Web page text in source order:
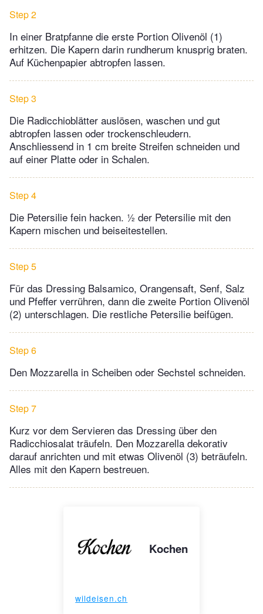
Step 2
In einer Bratpfanne die erste Portion Olivenöl (1)
erhitzen. Die Kapern darin rundherum knusprig braten.
Auf Küchenpapier abtropfen lassen.
Step 3
Die Radicchioblätter auslösen, waschen und gut
abtropfen lassen oder trockenschleudern.
Anschliessend in 1 cm breite Streifen schneiden und
auf einer Platte oder in Schalen.
Step 4
Die Petersilie fein hacken. ½ der Petersilie mit den
Kapern mischen und beiseitestellen.
Step 5
Für das Dressing Balsamico, Orangensaft, Senf, Salz
und Pfeffer verrühren, dann die zweite Portion Olivenöl
(2) unterschlagen. Die restliche Petersilie beifügen.
Step 6
Den Mozzarella in Scheiben oder Sechstel schneiden.
Step 7
Kurz vor dem Servieren das Dressing über den
Radicchiosalat träufeln. Den Mozzarella dekorativ
darauf anrichten und mit etwas Olivenöl (3) beträufeln.
Alles mit den Kapern bestreuen.
Kochen
wildeisen.ch